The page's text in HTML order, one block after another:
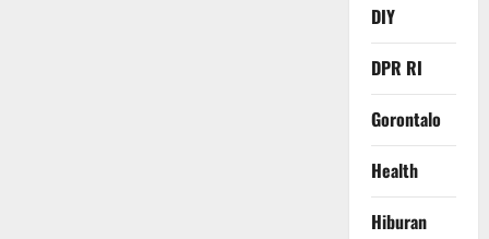
DIY
DPR RI
Gorontalo
Health
Hiburan